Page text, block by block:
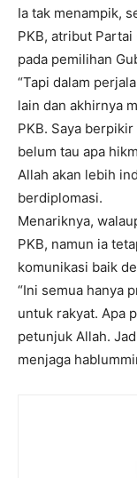
Ia tak menampik,
PKB, atribut
pada pemilihan
“Tapi dalam
lain dan akhirnya
PKB. Saya
belum tau apa
Allah akan lebih
berdiplomasi.
Menariknya,
PKB, namun ia
komunikasi baik
“Ini semua hanya
untuk rakyat. Apa
petunjuk Allah.
menjaga